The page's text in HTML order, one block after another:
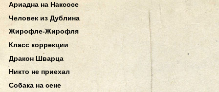
Ариадна на Наксосе
Человек из Дублина
Жирофле-Жирофля
Класс коррекции
Дракон Шварца
Никто не приехал
Собака на сене